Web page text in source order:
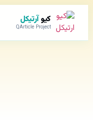
کیوآرتیکل
QArticle Project